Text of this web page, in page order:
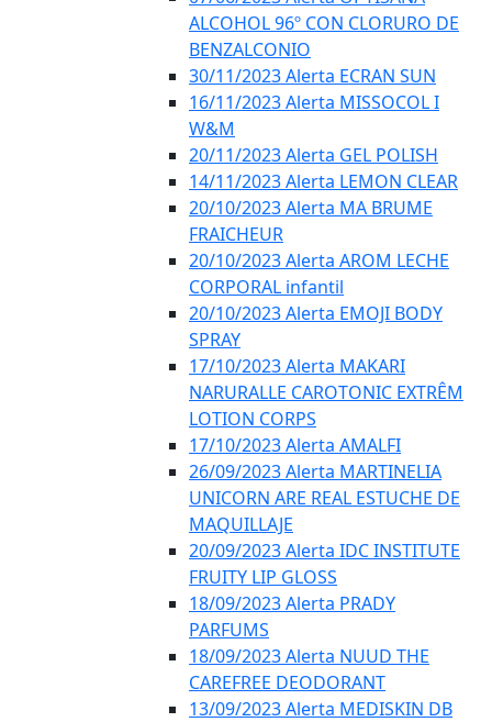
ALCOHOL 96º CON CLORURO DE
BENZALCONIO
30/11/2023 Alerta ECRAN SUN
16/11/2023 Alerta MISSOCOL I
W&M
20/11/2023 Alerta GEL POLISH
14/11/2023 Alerta LEMON CLEAR
20/10/2023 Alerta MA BRUME
FRAICHEUR
20/10/2023 Alerta AROM LECHE
CORPORAL infantil
20/10/2023 Alerta EMOJI BODY
SPRAY
17/10/2023 Alerta MAKARI
NARURALLE CAROTONIC EXTRÊM
LOTION CORPS
17/10/2023 Alerta AMALFI
26/09/2023 Alerta MARTINELIA
UNICORN ARE REAL ESTUCHE DE
MAQUILLAJE
20/09/2023 Alerta IDC INSTITUTE
FRUITY LIP GLOSS
18/09/2023 Alerta PRADY
PARFUMS
18/09/2023 Alerta NUUD THE
CAREFREE DEODORANT
13/09/2023 Alerta MEDISKIN DB